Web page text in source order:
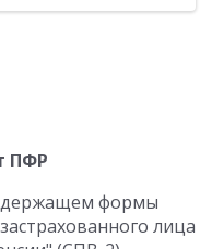
ПФР
формы
лица